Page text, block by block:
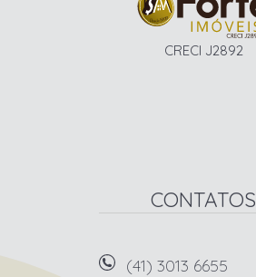
CRECI J2892
CONTATOS
(41) 3013 6655